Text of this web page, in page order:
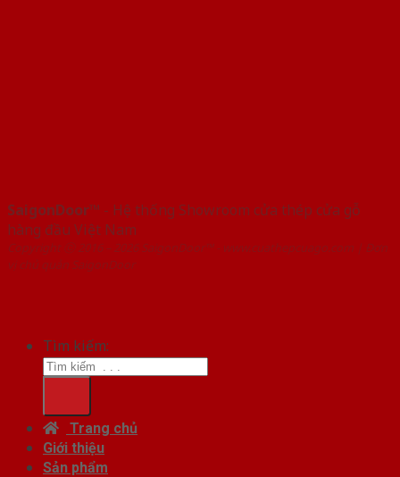
SaigonDoor™ - Hệ thống Showroom cửa thép cửa gỗ
hàng đầu Việt Nam
Copyright ⓒ 2016 – 2026 SaigonDoor™ - www.cuathepcuago.com | Đơn
vị chủ quản SaigonDoor
Tìm kiếm:
Trang chủ
Giới thiệu
Sản phẩm